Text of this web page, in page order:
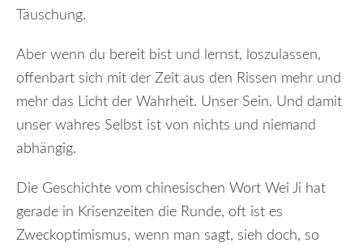
Täuschung.
Aber wenn du bereit bist und lernst, loszulassen,
offenbart sich mit der Zeit aus den Rissen mehr und
mehr das Licht der Wahrheit. Unser Sein. Und damit
unser wahres Selbst ist von nichts und niemand
abhängig.
Die Geschichte vom chinesischen Wort Wei Ji hat
gerade in Krisenzeiten die Runde, oft ist es
Zweckoptimismus, wenn man sagt, sieh doch, so